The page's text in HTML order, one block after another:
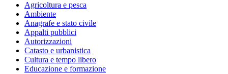
Agricoltura e pesca
Ambiente
Anagrafe e stato civile
Appalti pubblici
Autorizzazioni
Catasto e urbanistica
Cultura e tempo libero
Educazione e formazione